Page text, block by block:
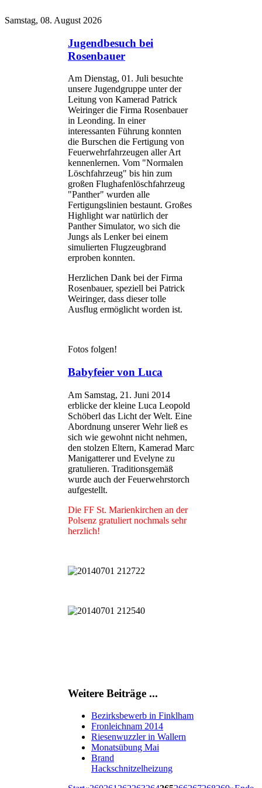
Samstag, 08. August 2026
Jugendbesuch bei
Rosenbauer
Am Dienstag, 01. Juli besuchte
unsere Jugendgruppe unter der
Leitung von Kamerad Patrick
Weiringer die Firma Rosenbauer
in Leonding. In einer
interessanten Führung konnten
die Burschen die Fertigung von
Feuerwehrfahrzeugen aller Art
kennenlernen. Vom "Normalen
Löschfahrzeug" bis hin zum
großen Flughafenlöschfahrzeug
"Panther" wurden alle
Fertigungslinien bestaunt. Großes
Highlight war natürlich der
Panther Simulator, wo sich die
Jungs als Lenker bei einem
simulierten Flugzeugbrand
erproben konnten.
Herzlichen Dank bei der Firma
Rosenbauer, speziell bei Patrick
Weiringer, dass dieser tolle
Ausflug ermöglicht worden ist.
Fotos folgen!
Babyfeier von Luca
Am Samstag, 21. Juni 2014
erblicke der kleine Luca Leopold
Schöberl das Licht der Welt. Eine
Abordnung unserer Wehr ließ es
sich wie gewohnt nicht nehmen,
den stolzen Eltern, Kamerad Marc
Manigatterer und Evelyne zu
gratulieren. Traditionsgemäß
wurde auch der Feuerwehrstorch
aufgestellt.
Die FF St. Marienkirchen an der
Polsenz gratuliert nochmals sehr
herzlich!
Weitere Beiträge ...
Bezirksbewerb in Finklham
Fronleichnam 2014
Riesenwuzzler in Wallern
Monatsübung Mai
Brand
Hackschnitzelheizung